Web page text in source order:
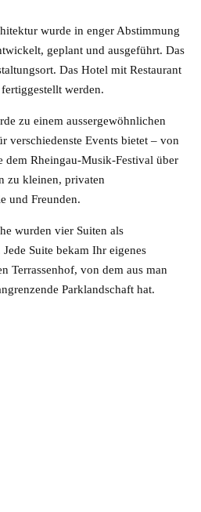
wurde in enger Abstimmung
geplant und ausgeführt. Das
Das Hotel mit Restaurant
werden.
zu einem aussergewöhnlichen
verschiedenste Events bietet – von
dem Rheingau-Musik-Festival über
zu kleinen, privaten
und Freunden.
wurden vier Suiten als
Suite bekam Ihr eigenes
Terrassenhof, von dem aus man
Parklandschaft hat.